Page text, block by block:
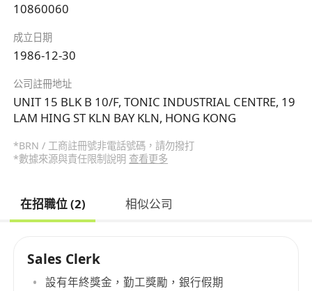
10860060
成立日期
1986-12-30
公司註冊地址
UNIT 15 BLK B 10/F, TONIC INDUSTRIAL CENTRE, 19
LAM HING ST KLN BAY KLN, HONG KONG
*BRN / 工商註冊號非電話號碼，請勿撥打
*數據來源與責任限制說明 查看更多
在招職位 (2) 相似公司
Sales Clerk
設有年終獎金，勤工獎勵，銀行假期